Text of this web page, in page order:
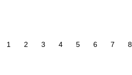
1 2 3 4 5 6 7 8